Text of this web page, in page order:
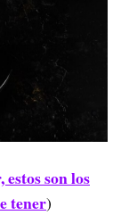
son los
tener)